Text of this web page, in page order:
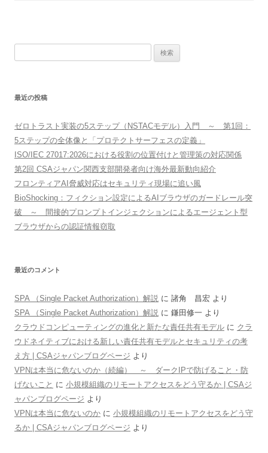
索:
最近の投稿
ゼロトラスト実装の5ステップ（NSTACモデル）入門 ～ 第1回：
5ステップの全体像と「プロテクトサーフェスの定義」
ISO/IEC 27017:2026における役割の位置付けと管理策の対応関係
第2回 CSAジャパン関西支部開発者向け海外最新動向紹介
フロンティアAI脅威対応はセキュリティ現場に追い風
BioShocking：フィクション設定によるAIブラウザのガードレール突
破 ～ 間接的プロンプトインジェクションによるエージェント型
ブラウザからの認証情報窃取
最近のコメント
SPA （Single Packet Authorization）解説 に 諸角 昌宏 より
SPA （Single Packet Authorization）解説 に 鎌田修一 より
クラウドコンピューティングの進化と新たな責任共有モデル に クラ
ウドネイティブにおける新しい責任共有モデルとセキュリティの考
え方 | CSAジャパンブログページ より
VPNは本当に危ないのか（続編） ～ ダークIPで防げること・防
げないこと に 小規模組織のリモートアクセスをどう守るか | CSAジ
ャパンブログページ より
VPNは本当に危ないのか に 小規模組織のリモートアクセスをどう守
るか | CSAジャパンブログページ より